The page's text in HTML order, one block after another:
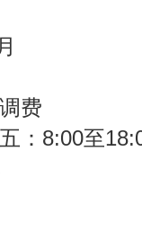
费
：8:00至